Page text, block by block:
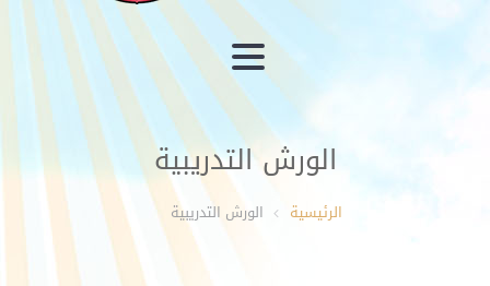
الورش التدريبية
الرئيسية الورش التدريبية